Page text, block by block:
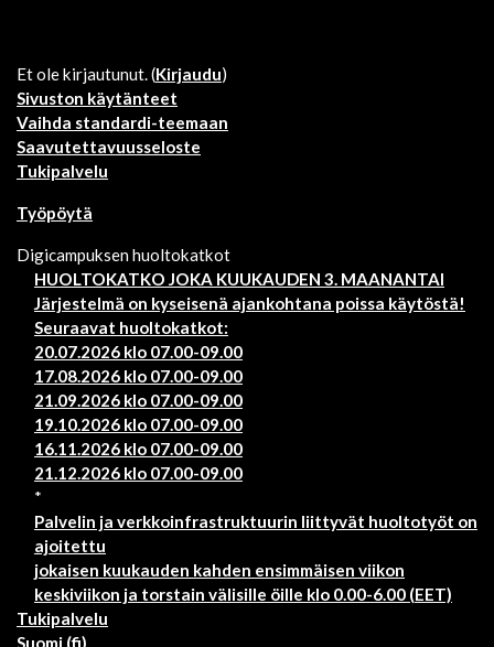
Et ole kirjautunut. (Kirjaudu)
Sivuston käytänteet
Vaihda standardi-teemaan
Saavutettavuusseloste
Tukipalvelu
Työpöytä
Digicampuksen huoltokatkot
HUOLTOKATKO JOKA KUUKAUDEN 3. MAANANTAI
Järjestelmä on kyseisenä ajankohtana poissa käytöstä!
Seuraavat huoltokatkot:
20.07.2026 klo 07.00-09.00
17.08.2026 klo 07.00-09.00
21.09.2026 klo 07.00-09.00
19.10.2026 klo 07.00-09.00
16.11.2026 klo 07.00-09.00
21.12.2026 klo 07.00-09.00
*
Palvelin ja verkkoinfrastruktuurin liittyvät huoltotyöt on
ajoitettu
jokaisen kuukauden kahden ensimmäisen viikon
keskiviikon ja torstain välisille öille klo 0.00-6.00 (EET)
Tukipalvelu
Suomi ‎(fi)‎